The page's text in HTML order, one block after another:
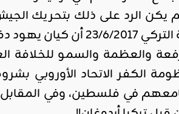
يكن الرد على ذلك بتحريك
ضحايا سفينة مرمرة!!
والعظمة والسمو للخلافة
الكفر الاتحاد الأوروبي
في فلسطين، وفي